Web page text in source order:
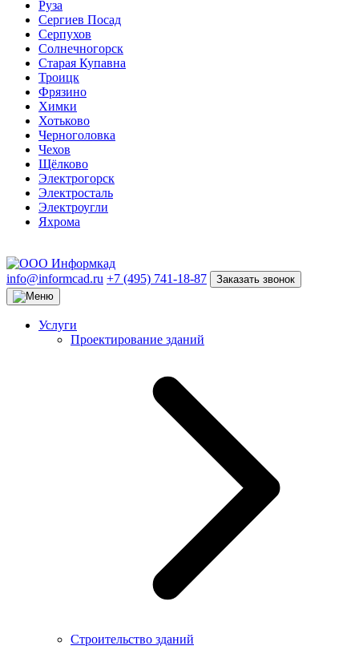
Руза
Сергиев Посад
Серпухов
Солнечногорск
Старая Купавна
Троицк
Фрязино
Химки
Хотьково
Черноголовка
Чехов
Щёлково
Электрогорск
Электросталь
Электроугли
Яхрома
info@informcad.ru +7 (495) 741-18-87 Заказать звонок
Услуги
Проектирование зданий
Строительство зданий